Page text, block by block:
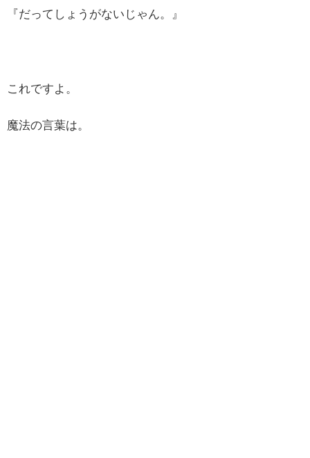
『だってしょうがないじゃん。』
これですよ。
魔法の言葉は。